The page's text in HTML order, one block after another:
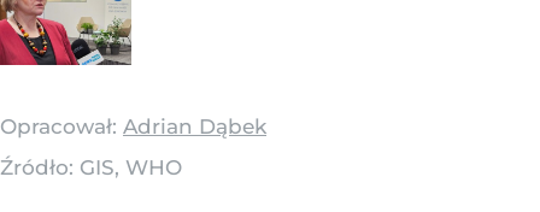
Opracował: Adrian Dąbek
Źródło: GIS, WHO